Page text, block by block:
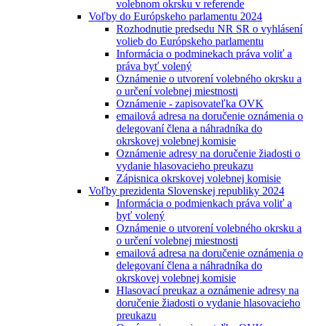
volebnom okrsku v referende
Voľby do Európskeho parlamentu 2024
Rozhodnutie predsedu NR SR o vyhlásení
volieb do Európskeho parlamentu
Informácia o podminekach práva voliť a
práva byť volený
Oznámenie o utvorení volebného okrsku a
o určení volebnej miestnosti
Oznámenie - zapisovateľka OVK
emailová adresa na doručenie oznámenia o
delegovaní člena a náhradníka do
okrskovej volebnej komisie
Oznámenie adresy na doručenie žiadosti o
vydanie hlasovacieho preukazu
Zápisnica okrskovej volebnej komisie
Voľby prezidenta Slovenskej republiky 2024
Informácia o podmienkach práva voliť a
byť volený
Oznámenie o utvorení volebného okrsku a
o určení volebnej miestnosti
emailová adresa na doručenie oznámenia o
delegovaní člena a náhradníka do
okrskovej volebnej komisie
Hlasovací preukaz a oznámenie adresy na
doručenie žiadosti o vydanie hlasovacieho
preukazu